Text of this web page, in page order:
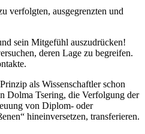
verfolgten, ausgegrenzten und
sein Mitgefühl auszudrücken!
deren Lage zu begreifen.
als Wissenschaftler schon
Dolma Tsering, die Verfolgung der
von Diplom- oder
hineinversetzen, transferieren.